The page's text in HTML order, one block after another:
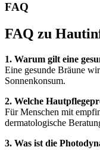
FAQ
FAQ zu
1. Warum gilt eine
Eine gesunde Bräune
Sonnenkonsum.
2. Welche
Für Menschen mit
dermatologische
3. Was ist die